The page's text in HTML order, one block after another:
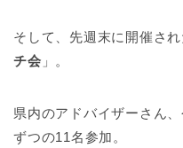
そして、先週末に開催さ
チ会 」。
県内のアドバイザーさん
ずつの11名参加。